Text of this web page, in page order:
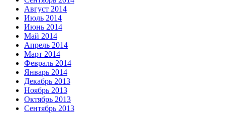
Август 2014
Июль 2014
Июнь 2014
Май 2014
Апрель 2014
Март 2014
Февраль 2014
Январь 2014
Декабрь 2013
Ноябрь 2013
Октябрь 2013
Сентябрь 2013